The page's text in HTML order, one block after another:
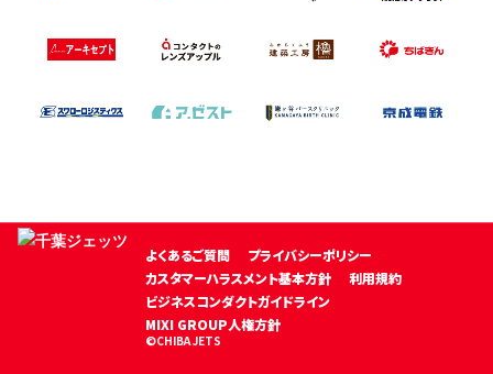
よくあるご質問
プライバシーポリシー
カスタマーハラスメント基本方針
利用規約
ビジネスコンダクトガイドライン
MIXI GROUP人権方針
©CHIBA JETS